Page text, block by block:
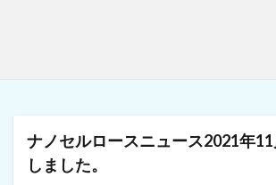
ナノセルロースニュース2021年
しました。